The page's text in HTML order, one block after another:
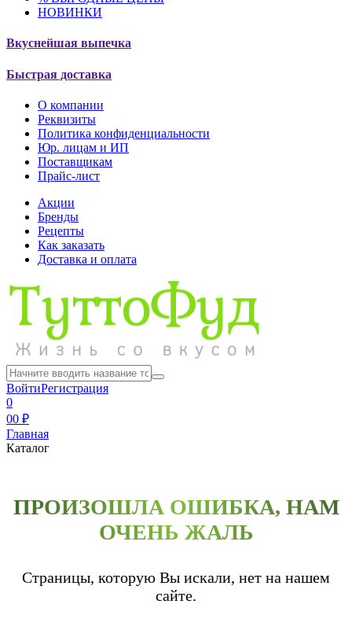
НОВИНКИ
Вкуснейшая выпечка
Быстрая доставка
О компании
Реквизиты
Политика конфиденциальности
Юр. лицам и ИП
Поставщикам
Прайс-лист
Акции
Бренды
Рецепты
Как заказать
Доставка и оплата
ВойтиРегистрация
0
00 ₽
Главная
Каталог
ПРОИЗОШЛА ОШИБКА, НАМ
ОЧЕНЬ ЖАЛЬ
Страницы, которую Вы искали, нет на нашем
сайте.